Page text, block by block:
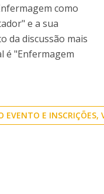
como
e a sua
da discussão mais
é "Enfermagem
EVENTO E